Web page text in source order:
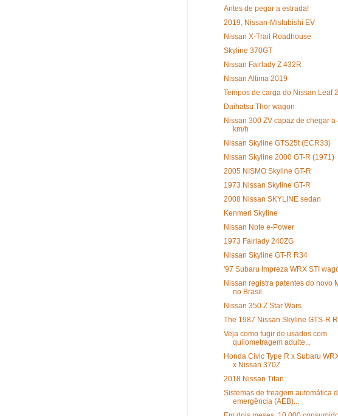
Antes de pegar a estrada!
2019, Nissan-Mistubishi EV
Nissan X-Trail Roadhouse
Skyline 370GT
Nissan Fairlady Z 432R
Nissan Altima 2019
Tempos de carga do Nissan Leaf
Daihatsu Thor wagon
Nissan 300 ZV capaz de chegar a
km/h
Nissan Skyline GTS25t (ECR33)
Nissan Skyline 2000 GT-R (1971)
2005 NISMO Skyline GT-R
1973 Nissan Skyline GT-R
2008 Nissan SKYLINE sedan
Kenmeri Skyline
Nissan Note e-Power
1973 Fairlady 240ZG
Nissan Skyline GT-R R34
'97 Subaru Impreza WRX STI
Nissan registra patentes do novo
no Brasil
Nissan 350 Z Star Wars
The 1987 Nissan Skyline GTS-R
Veja como fugir de usados com
quilometragem adulte...
Honda Civic Type R x Subaru
x Nissan 370Z
2018 Nissan Titan
Sistemas de freagem automática
emergência (AEB)...